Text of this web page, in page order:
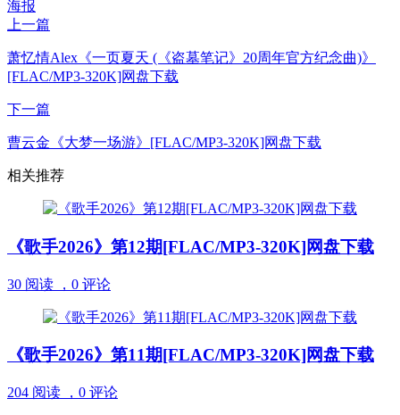
海报
上一篇
萧忆情Alex《一页夏天 (《盗墓笔记》20周年官方纪念曲)》
[FLAC/MP3-320K]网盘下载
下一篇
曹云金《大梦一场游》[FLAC/MP3-320K]网盘下载
相关推荐
《歌手2026》第12期[FLAC/MP3-320K]网盘下载
30 阅读 ， 0 评论
《歌手2026》第11期[FLAC/MP3-320K]网盘下载
204 阅读 ， 0 评论